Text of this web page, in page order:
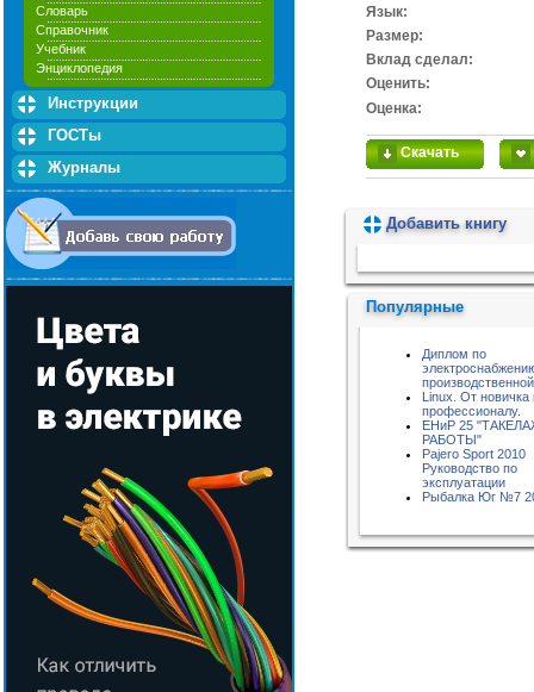
Словарь
Справочник
Учебник
Энциклопедия
Инструкции
ГОСТы
Журналы
Язык:
Размер:
Вклад сделал:
Оценить:
Оценка:
Скачать
Добавить книгу
Популярные
Диплом по
Linux. От новичка
профессионалу.
ЕНиР 25
РАБОТЫ"
Pajero Sport 2010
Руководство по
эксплуатации
Рыбалка Юг №7